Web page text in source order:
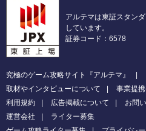
アルテマは東証スタン
しています。
証券コード：6578
究極のゲーム攻略サイト『アルテマ』
取材やインタビューについて
事業提
利用規約
広告掲載について お問
運営会社
ライター募集